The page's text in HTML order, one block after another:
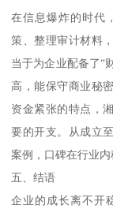
在信息爆炸的时代
策、整理审计材料
当于为企业配备了“
高，能保守商业秘
资金紧张的特点，
要的开支。从成立
案例，口碑在行业内
五、结语
企业的成长离不开